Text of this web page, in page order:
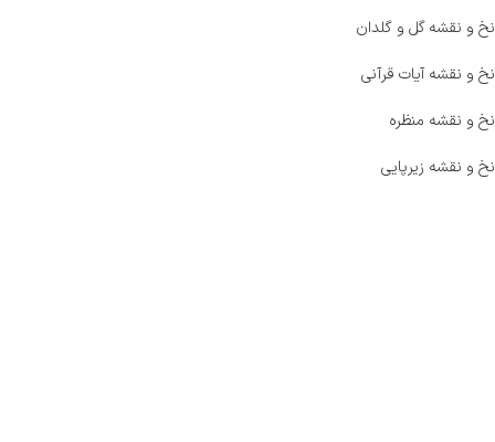
نخ و نقشه گل و گلدان
نخ و نقشه آیات قرآنی
نخ و نقشه منظره
نخ و نقشه زیرپایی